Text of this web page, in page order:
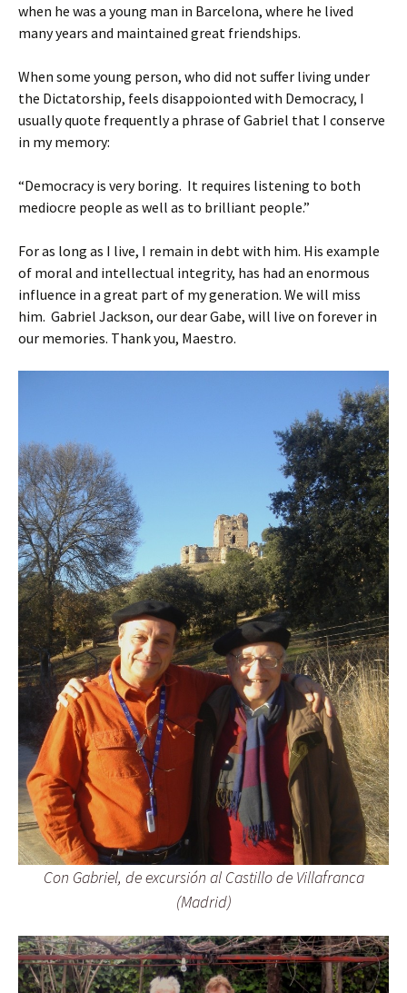
when he was a young man in Barcelona, where he lived
many years and maintained great friendships.
When some young person, who did not suffer living under
the Dictatorship, feels disappoionted with Democracy, I
usually quote frequently a phrase of Gabriel that I conserve
in my memory:
“Democracy is very boring. It requires listening to both
mediocre people as well as to brilliant people.”
For as long as I live, I remain in debt with him. His example
of moral and intellectual integrity, has had an enormous
influence in a great part of my generation. We will miss
him. Gabriel Jackson, our dear Gabe, will live on forever in
our memories. Thank you, Maestro.
Con Gabriel, de excursión al Castillo de Villafranca
(Madrid)